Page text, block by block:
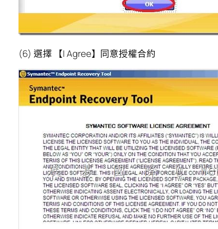
(6) 選擇 【I Agree】同意授權合約